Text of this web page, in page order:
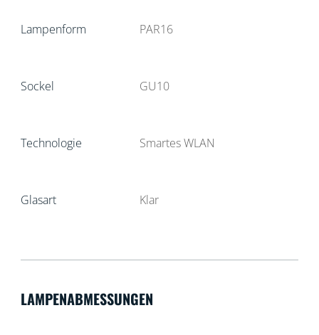
Lampenform PAR16
Sockel GU10
Technologie Smartes WLAN
Glasart Klar
LAMPENABMESSUNGEN